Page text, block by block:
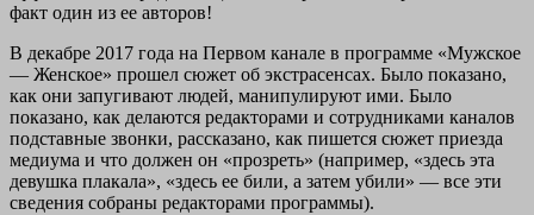
факт один из ее авторов!
В декабре 2017 года на Первом канале в программе «Мужское
— Женское» прошел сюжет об экстрасенсах. Было показано,
как они запугивают людей, манипулируют ими. Было
показано, как делаются редакторами и сотрудниками каналов
подставные звонки, рассказано, как пишется сюжет приезда
медиума и что должен он «прозреть» (например, «здесь эта
девушка плакала», «здесь ее били, а затем убили» — все эти
сведения собраны редакторами программы).